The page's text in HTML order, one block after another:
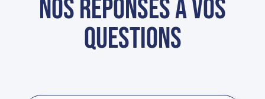
Nos réponses à vos
questions